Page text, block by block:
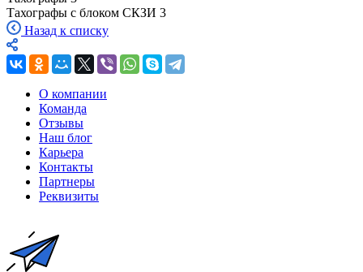
Тахографы с блоком СКЗИ 3
Назад к списку
О компании
Команда
Отзывы
Наш блог
Карьера
Контакты
Партнеры
Реквизиты